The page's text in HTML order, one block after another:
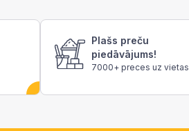
Plašs preču
piedāvājums!
7000+ preces uz vietas